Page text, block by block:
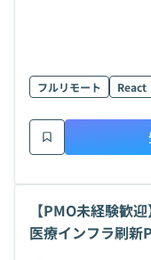
フルリモート React
【PMO未経験歓
医療インフラ刷新